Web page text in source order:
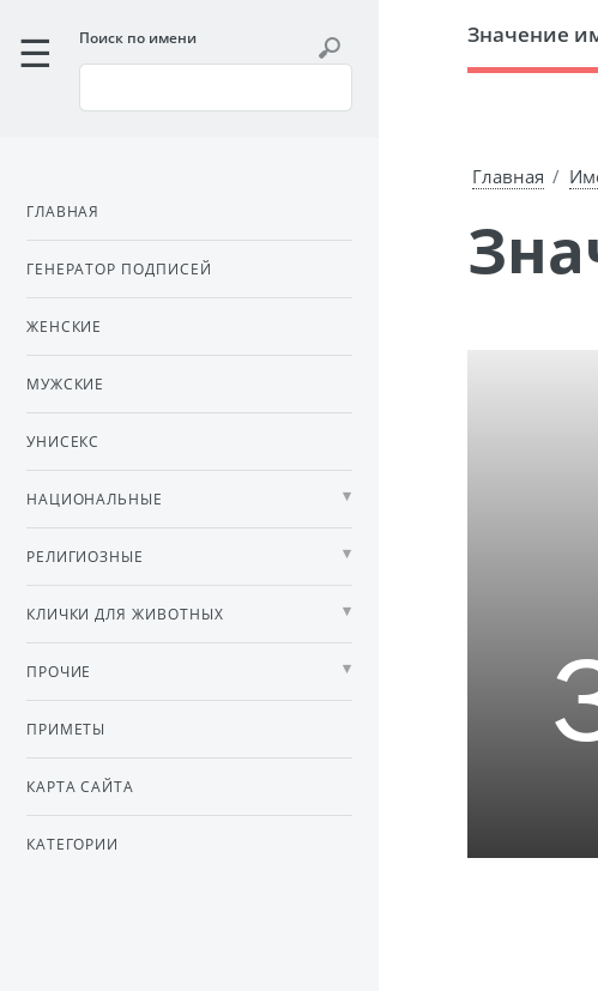
Значение
Главная
Поиск по имени
ГЛАВНАЯ
ГЕНЕРАТОР ПОДПИСЕЙ
ЖЕНСКИЕ
МУЖСКИЕ
УНИСЕКС
НАЦИОНАЛЬНЫЕ
РЕЛИГИОЗНЫЕ
КЛИЧКИ ДЛЯ ЖИВОТНЫХ
ПРОЧИЕ
ПРИМЕТЫ
КАРТА САЙТА
КАТЕГОРИИ